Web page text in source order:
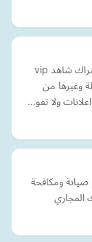
نوفر لك ارخص الاسعار والباقات والضمانات في اشتراك شاهد vip
وغيرها من
ولا تفو…
ومكافحة
المجاري